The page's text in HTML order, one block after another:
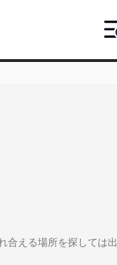
合える場所を探しては出